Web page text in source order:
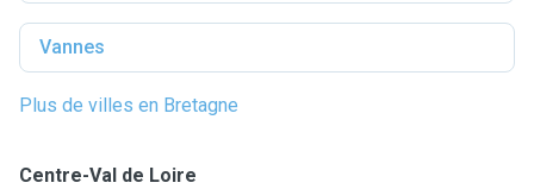
Vannes
Plus de villes en Bretagne
Centre-Val de Loire